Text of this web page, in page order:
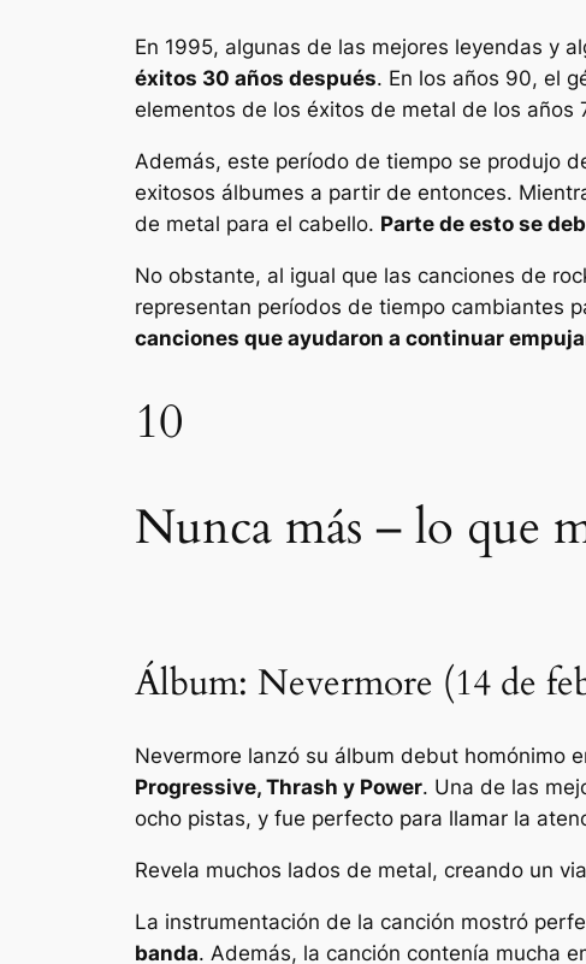
En 1995, algunas de las mejores leyendas y
éxitos 30 años después. En los años 90, el
elementos de los éxitos de metal de los
Además, este período de tiempo se produjo
exitosos álbumes a partir de entonces.
de metal para el cabello. Parte de esto se
No obstante, al igual que las canciones de
representan períodos de tiempo cambiantes
canciones que ayudaron a continuar
10
Nunca más – lo que
Álbum: Nevermore (14 de
Nevermore lanzó su álbum debut homónimo
Progressive, Thrash y Power. Una de las
ocho pistas, y fue perfecto para llamar la
Revela muchos lados de metal, creando un
La instrumentación de la canción mostró
banda. Además, la canción contenía mucha